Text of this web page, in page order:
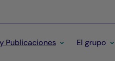
Publicaciones El grupo